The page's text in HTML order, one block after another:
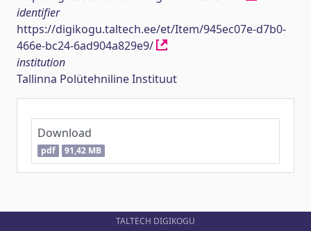
identifier
https://digikogu.taltech.ee/et/Item/945ec07e-d7b0-
466e-bc24-6ad904a829e9/
institution
Tallinna Polütehniline Instituut
Download
pdf 91,42 MB
TALTECH DIGIKOGU